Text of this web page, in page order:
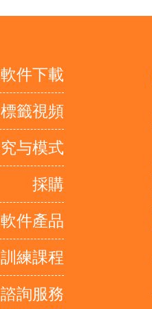
軟件下載
籤視頻
与模式
採購
軟件產品
訓練課程
諮詢服務